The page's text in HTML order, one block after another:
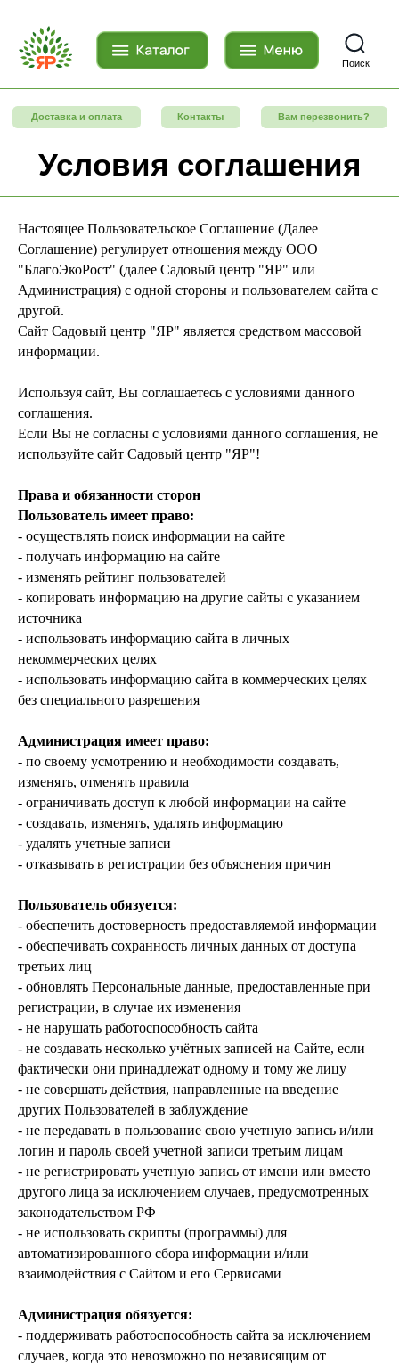
Поиск
Условия соглашения
Настоящее Пользовательское Соглашение (Далее
Соглашение) регулирует отношения между ООО
"БлагоЭкоРост" (далее Садовый центр "ЯР" или
Администрация) с одной стороны и пользователем сайта с
другой.
Сайт Садовый центр "ЯР" является средством массовой
информации.
Используя сайт, Вы соглашаетесь с условиями данного
соглашения.
Если Вы не согласны с условиями данного соглашения, не
используйте сайт Садовый центр "ЯР"!
Права и обязанности сторон
Пользователь имеет право:
- осуществлять поиск информации на сайте
- получать информацию на сайте
- изменять рейтинг пользователей
- копировать информацию на другие сайты с указанием
источника
- использовать информацию сайта в личных
некоммерческих целях
- использовать информацию сайта в коммерческих целях
без специального разрешения
Администрация имеет право:
- по своему усмотрению и необходимости создавать,
изменять, отменять правила
- ограничивать доступ к любой информации на сайте
- создавать, изменять, удалять информацию
- удалять учетные записи
- отказывать в регистрации без объяснения причин
Пользователь обязуется:
- обеспечить достоверность предоставляемой информации
- обеспечивать сохранность личных данных от доступа
третьих лиц
- обновлять Персональные данные, предоставленные при
регистрации, в случае их изменения
- не нарушать работоспособность сайта
- не создавать несколько учётных записей на Сайте, если
фактически они принадлежат одному и тому же лицу
- не совершать действия, направленные на введение
других Пользователей в заблуждение
- не передавать в пользование свою учетную запись и/или
логин и пароль своей учетной записи третьим лицам
- не регистрировать учетную запись от имени или вместо
другого лица за исключением случаев, предусмотренных
законодательством РФ
- не использовать скрипты (программы) для
автоматизированного сбора информации и/или
взаимодействия с Сайтом и его Сервисами
Администрация обязуется:
- поддерживать работоспособность сайта за исключением
случаев, когда это невозможно по независящим от